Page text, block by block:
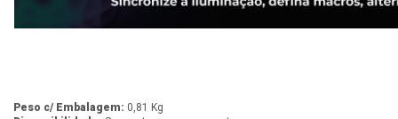
Peso c/ Embalagem: 0,81 Kg